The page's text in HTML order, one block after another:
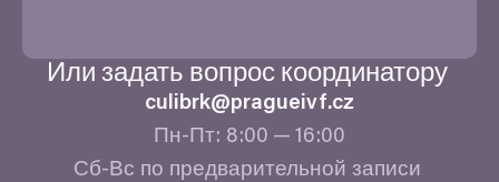
Или задать вопрос координатору
culibrk@​pragueivf.​cz
Пн-Пт: 8:00 — 16:00
Сб-Вс по предварительной записи